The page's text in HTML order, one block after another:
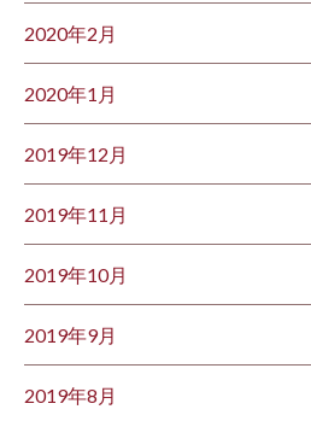
2020年2月
2020年1月
2019年12月
2019年11月
2019年10月
2019年9月
2019年8月